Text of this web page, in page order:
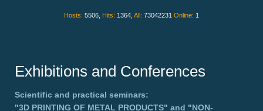
Hosts: 5506, Hits: 1364, All: 73042231 Online: 1
Exhibitions and Conferences
Scientific and practical seminars:
"3D PRINTING OF METAL PRODUCTS" and "NON-